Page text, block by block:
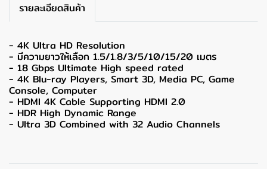
รายละเอียดสินค้า
- 4K Ultra HD Resolution
- มีความยาวให้เลือก 1.5/1.8/3/5/10/15/20 เมตร
- 18 Gbps Ultimate High speed rated
- 4K Blu-ray Players, Smart 3D, Media PC, Game
Console, Computer
- HDMI 4K Cable Supporting HDMI 2.0
- HDR High Dynamic Range
- Ultra 3D Combined with 32 Audio Channels